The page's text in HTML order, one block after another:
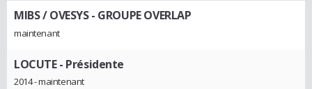
MIBS / OVESYS - GROUPE OVERLAP
maintenant
LOCUTE- Présidente
2014 - maintenant